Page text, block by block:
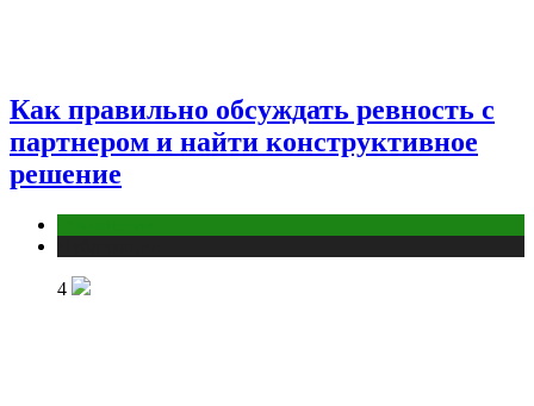
Как правильно обсуждать ревность с
партнером и найти конструктивное
решение
4